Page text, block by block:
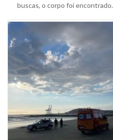
buscas, o corpo foi encontrado.